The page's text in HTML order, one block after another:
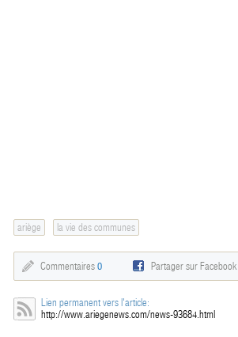
ariège la vie des communes
Commentaires 0 Partager sur Facebook
Lien permanent vers l'article:
http://www.ariegenews.com/news-93684.html